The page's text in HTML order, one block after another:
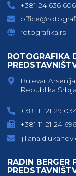
+381 24 636 606
rotografika.rs
ROTOGRAFIKA
Bulevar
Republika Srbija
+381 11 21 29
+381 11 21 24 696
RADIN BERGER